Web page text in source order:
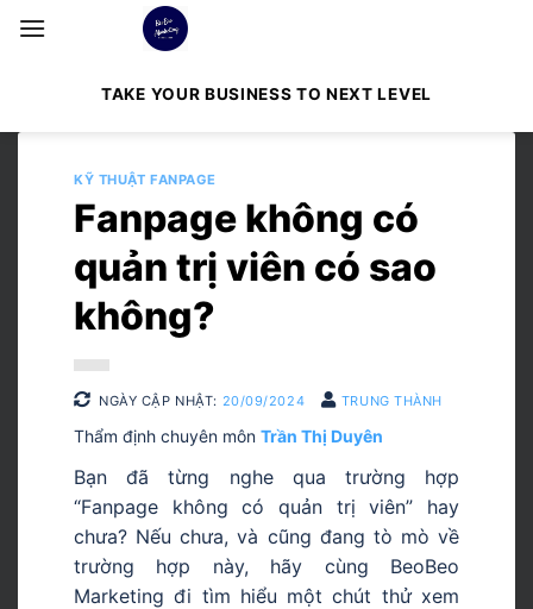
Bỏ
qua
TAKE YOUR BUSINESS TO NEXT LEVEL
KỸ THUẬT FANPAGE
Fanpage không có
quản trị viên có sao
không?
NGÀY CẬP NHẬT: 20/09/2024 TRUNG THÀNH
Thẩm định chuyên môn Trần Thị Duyên
Bạn đã từng nghe qua trường hợp
“Fanpage không có quản trị viên” hay
chưa? Nếu chưa, và cũng đang tò mò về
trường hợp này, hãy cùng BeoBeo
Marketing đi tìm hiểu một chút thử xem